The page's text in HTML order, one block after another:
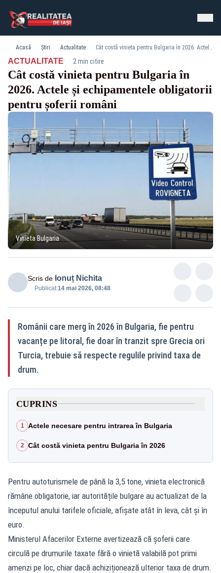
Acasă Știri Actualitate Cât costă vinieta pentru Bulgaria în 2026. Actele și echipamentele obligatorii pentru șoferii români
ACTUALITATE· 2 min citire
Cât costă vinieta pentru Bulgaria în
2026. Actele și echipamentele obligatorii
pentru șoferii români
Vinieta Bulgaria
Scris de Ionuț Nichita
Publicat:14 mai 2026, 08:48
Românii care merg în 2026 în Bulgaria, fie pentru
vacanțe pe litoral, fie doar în tranzit spre Grecia ori
Turcia, trebuie să respecte regulile privind taxa de
drum.
CUPRINS
1 Actele necesare pentru intrarea în Bulgaria
2 Cât costă vinieta pentru Bulgaria în 2026
Pentru autoturismele de până la 3,5 tone, vinieta electronică
rămâne obligatorie, iar autoritățile bulgare au actualizat de la
începutul anului tarifele oficiale, afișate atât în leva, cât și în
euro.
Ministerul Afacerilor Externe avertizează că șoferii care
circulă pe drumurile taxate fără o vinietă valabilă pot primi
amenzi pe loc, chiar dacă achiziționează ulterior taxa de drum.